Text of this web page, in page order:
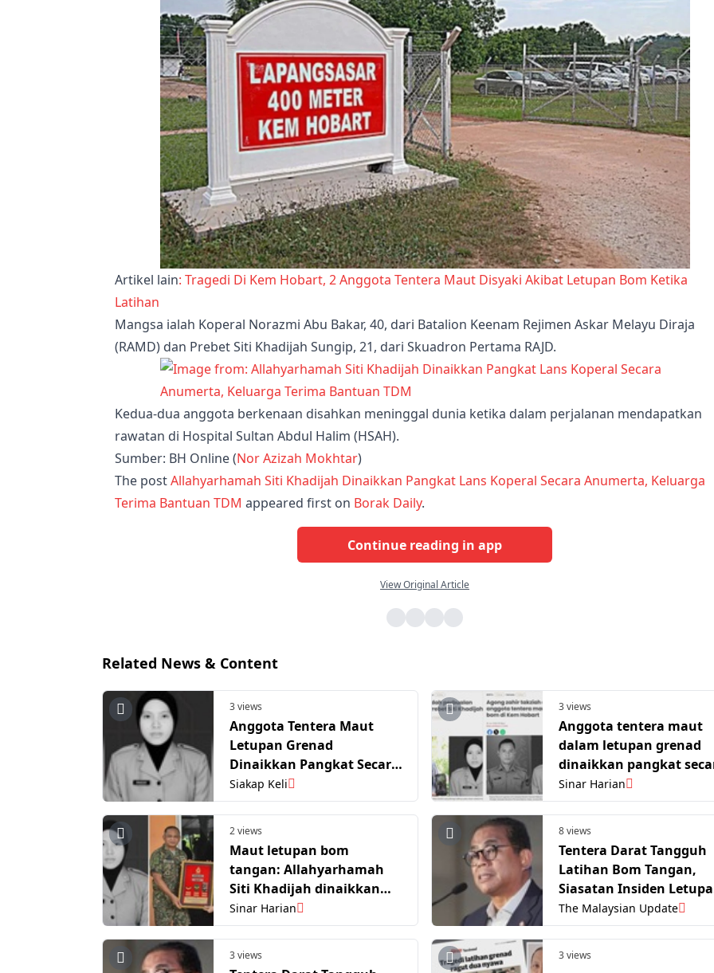
Artikel lain: Tragedi Di Kem Hobart, 2 Anggota Tentera Maut Disyaki Akibat Letupan Bom Ketika
Latihan
Mangsa ialah Koperal Norazmi Abu Bakar, 40, dari Batalion Keenam Rejimen Askar Melayu Diraja
(RAMD) dan Prebet Siti Khadijah Sungip, 21, dari Skuadron Pertama RAJD.
Kedua-dua anggota berkenaan disahkan meninggal dunia ketika dalam perjalanan mendapatkan
rawatan di Hospital Sultan Abdul Halim (HSAH).
Sumber: BH Online (Nor Azizah Mokhtar)
The postAllahyarhamah Siti Khadijah Dinaikkan Pangkat Lans Koperal Secara Anumerta, Keluarga
Terima Bantuan TDM appeared first on Borak Daily.
Continue reading in app
View Original Article
Related News & Content
3 views
Anggota Tentera Maut
Letupan Grenad
Dinaikkan Pangkat Secara
Anumerta
Siakap Keli
3 views
Anggota tentera maut
dalam letupan grenad
dinaikkan pangkat
anumerta
Sinar Harian
2 views
Maut letupan bom
tangan: Allahyarhamah
Siti Khadijah dinaikkan
pangkat Lans Koperal
Sinar Harian
8 views
Tentera Darat Tangguh
Latihan Bom Tangan,
Siasatan Insiden
Disegerakan – Mohamed
Khaled
The Malaysian Update
3 views 3 views